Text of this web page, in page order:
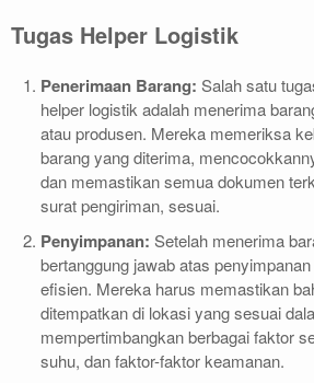
Tugas Helper Logistik
Penerimaan Barang: Salah satu
helper logistik adalah menerima
atau produsen. Mereka memeriksa
barang yang diterima,
dan memastikan semua dokumen
surat pengiriman, sesuai.
Penyimpanan: Setelah menerima
bertanggung jawab atas
efisien. Mereka harus memastikan
ditempatkan di lokasi yang sesuai
mempertimbangkan berbagai faktor
suhu, dan faktor-faktor keamanan.